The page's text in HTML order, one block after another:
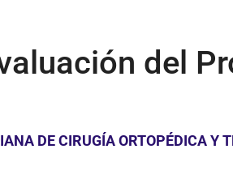
del
DE CIRUGÍA ORTOPÉDICA Y